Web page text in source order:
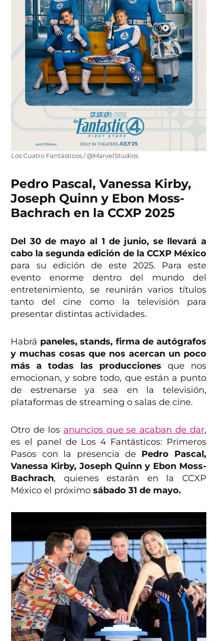
Los Cuatro Fantásticos / @MarvelStudios
Pedro Pascal, Vanessa Kirby,
Joseph Quinn y Ebon Moss-
Bachrach en la CCXP 2025
Del 30 de mayo al 1 de junio, se llevará a
cabo la segunda edición de la CCXP México
para su edición de este 2025. Para este
evento enorme dentro del mundo del
entretenimiento, se reunirán varios títulos
tanto del cine como la televisión para
presentar distintas actividades.
Habrá paneles, stands, firma de autógrafos
y muchas cosas que nos acercan un poco
más a todas las producciones que nos
emocionan, y sobre todo, que están a punto
de estrenarse ya sea en la televisión,
plataformas de streaming o salas de cine.
Otro de los anuncios que se acaban de dar,
es el panel de Los 4 Fantásticos: Primeros
Pasos con la presencia de Pedro Pascal,
Vanessa Kirby, Joseph Quinn y Ebon Moss-
Bachrach, quienes estarán en la CCXP
México el próximosábado 31 de mayo.